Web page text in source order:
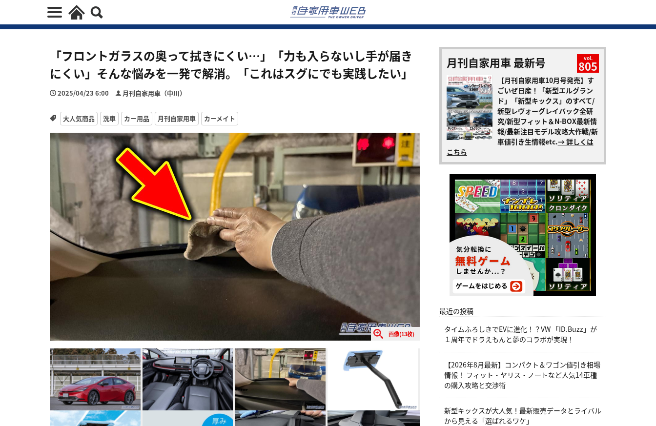
「フロントガラスの奥って拭きにくい…」「力も入らないし手が届き
にくい」そんな悩みを一発で解消。「これはスグにでも実践したい」
2025/04/23 6:00 月刊自家用車（中川）
大人気商品 洗車 カー用品 月刊自家用車 カーメイト
画像(13枚)
月刊自家用車 最新号 vol.
805
【月刊自家用車10月号発売】す
ごいぜ日産！「新型エルグラン
ド」「新型キックス」のすべて/
新型レヴォーグレイバック全研
究/新型フィット＆N-BOX最新情
報/最新注目モデル攻略大作戦/新
車値引き生情報etc.→ 詳しくは
こちら
最近の投稿
タイムふろしきでEVに進化！？VW 「ID.Buzz」が
１周年でドラえもんと夢のコラボが実現！
【2026年8月最新】コンパクト＆ワゴン値引き相場
情報！ フィット・ヤリス・ノートなど人気14車種
の購入攻略と交渉術
新型キックスが大人気！最新販売データとライバル
から見える「選ばれるワケ」